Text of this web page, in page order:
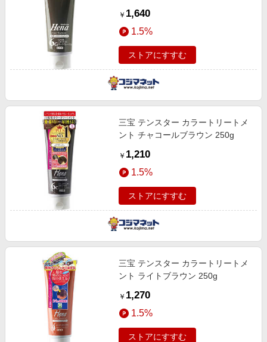
家電・PC・スマホ・カメラ
スポーツ・アウトドア・ゴルフ
インテリア・寝具
旅行・レジャー・ホテル予約
生活・お役立ち
金融・マネー・保険
デジタルコンテンツ
ビジネス・その他サービス
楽天ペイ導入ストア
楽天サービス特集
わくわく夏特集
Apple公式サイト×楽天カード分割払い
Qoo10メガポ
Samsung ボーナスキャンペーン
週末の高還元 夏の長期版
￥ 1,640
1.5%
ストアにすすむ
三宝 テンスター カラートリートメ
ント チャコールブラウン 250g
￥ 1,210
1.5%
ストアにすすむ
三宝 テンスター カラートリートメ
ント ライトブラウン 250g
￥ 1,270
1.5%
ストアにすすむ